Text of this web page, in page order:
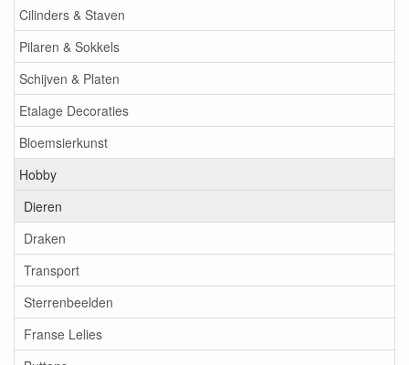
Cilinders & Staven
Pilaren & Sokkels
Schijven & Platen
Etalage Decoraties
Bloemsierkunst
Hobby
Dieren
Draken
Transport
Sterrenbeelden
Franse Lelies